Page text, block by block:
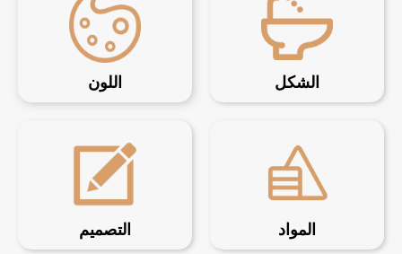
الشكل اللون
المواد التصميم